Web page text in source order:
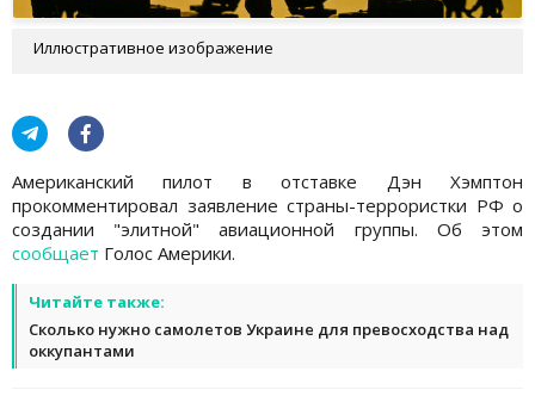
Иллюстративное изображение
Американский пилот в отставке Дэн Хэмптон
прокомментировал заявление страны-террористки РФ о
создании "элитной" авиационной группы. Об этом
сообщает Голос Америки.
Читайте также:
Сколько нужно самолетов Украине для превосходства над
оккупантами